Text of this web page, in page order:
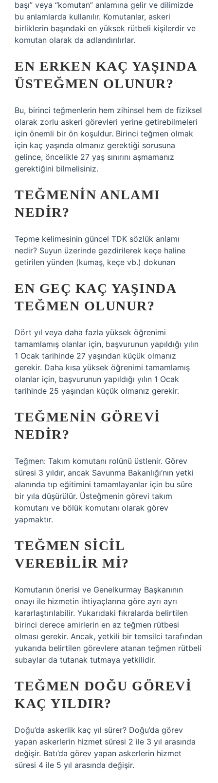
başı” veya “komutan” anlamına gelir ve dilimizde
bu anlamlarda kullanılır. Komutanlar, askeri
birliklerin başındaki en yüksek rütbeli kişilerdir ve
komutan olarak da adlandırılırlar.
EN ERKEN KAÇ YAŞINDA
ÜSTEĞMEN OLUNUR?
Bu, birinci teğmenlerin hem zihinsel hem de fiziksel
olarak zorlu askeri görevleri yerine getirebilmeleri
için önemli bir ön koşuldur. Birinci teğmen olmak
için kaç yaşında olmanız gerektiği sorusuna
gelince, öncelikle 27 yaş sınırını aşmamanız
gerektiğini bilmelisiniz.
TEĞMENIN ANLAMI
NEDIR?
Tepme kelimesinin güncel TDK sözlük anlamı
nedir? Suyun üzerinde gezdirilerek keçe haline
getirilen yünden (kumaş, keçe vb.) dokunan
EN GEÇ KAÇ YAŞINDA
TEĞMEN OLUNUR?
Dört yıl veya daha fazla yüksek öğrenimi
tamamlamış olanlar için, başvurunun yapıldığı yılın
1 Ocak tarihinde 27 yaşından küçük olmanız
gerekir. Daha kısa yüksek öğrenimi tamamlamış
olanlar için, başvurunun yapıldığı yılın 1 Ocak
tarihinde 25 yaşından küçük olmanız gerekir.
TEĞMENIN GÖREVI
NEDIR?
Teğmen: Takım komutanı rolünü üstlenir. Görev
süresi 3 yıldır, ancak Savunma Bakanlığı’nın yetki
alanında tıp eğitimini tamamlayanlar için bu süre
bir yıla düşürülür. Üsteğmenin görevi takım
komutanı ve bölük komutanı olarak görev
yapmaktır.
TEĞMEN SICIL
VEREBILIR MI?
Komutanın önerisi ve Genelkurmay Başkanının
onayı ile hizmetin ihtiyaçlarına göre ayrı ayrı
kararlaştırılabilir. Yukarıdaki fıkralarda belirtilen
birinci derece amirlerin en az teğmen rütbesi
olması gerekir. Ancak, yetkili bir temsilci tarafından
yukarıda belirtilen görevlere atanan teğmen rütbeli
subaylar da tutanak tutmaya yetkilidir.
TEĞMEN DOĞU GÖREVI
KAÇ YILDIR?
Doğu’da askerlik kaç yıl sürer? Doğu’da görev
yapan askerlerin hizmet süresi 2 ile 3 yıl arasında
değişir. Batı’da görev yapan askerlerin hizmet
süresi 4 ile 5 yıl arasında değişir.